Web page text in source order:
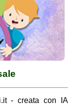
- creata con IA